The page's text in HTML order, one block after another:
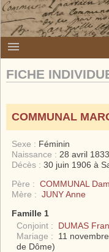
FICHE
COMMUNAL
Sexe : Féminin
Naissance : 28 avril
Décès : 30 juin 1906 à
Père : COMMUNAL
Mère : JUNY Anne
Famille 1
Conjoint :
DUMAS
Mariage :
11
de Dôme)